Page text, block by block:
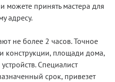
можете принять мастера для
адресу.
не более 2 часов. Точное
конструкции, площади дома,
Специалист
срок, привезет